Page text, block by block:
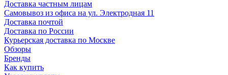
Доставка частным лицам
Самовывоз из офиса на ул. Электродная 11
Доставка почтой
Доставка по России
Курьерская доставка по Москве
Обзоры
Бренды
Как купить